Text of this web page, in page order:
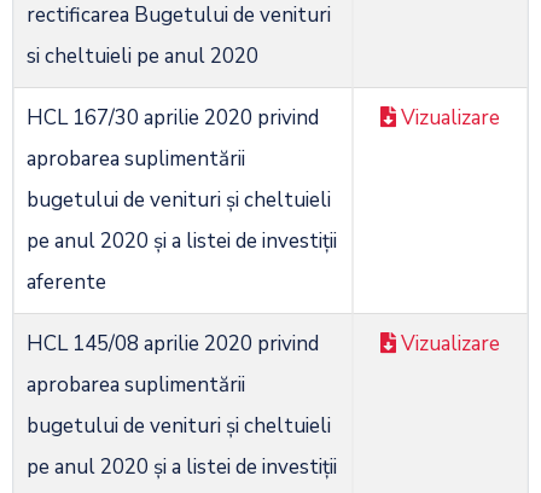
rectificarea Bugetului de venituri
si cheltuieli pe anul 2020
HCL 167/30 aprilie 2020 privind
aprobarea suplimentării
bugetului de venituri și cheltuieli
pe anul 2020 și a listei de investiții
aferente
Vizualizare
HCL 145/08 aprilie 2020 privind
aprobarea suplimentării
bugetului de venituri și cheltuieli
pe anul 2020 și a listei de investiții
Vizualizare